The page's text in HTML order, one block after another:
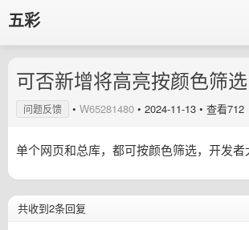
五彩
可否新增将高亮按颜色筛
问题反馈 • W65281480 • 2024-11-13 • 查看712
单个网页和总库，都可按颜色筛选，开发
共收到2条回复